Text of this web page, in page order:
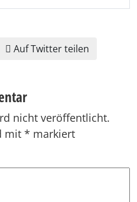
Auf Twitter teilen
nicht veröffentlicht.
mit * markiert